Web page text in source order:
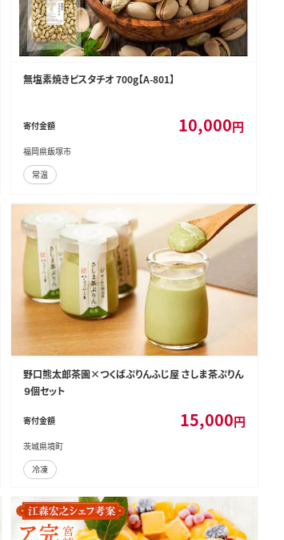
無塩素焼きピスタチオ 700g【A-801】
寄付金額 10,000円
福岡県飯塚市
常温
野口熊太郎茶園×つくばぷりんふじ屋 さしま茶ぷりん
９個セット
寄付金額 15,000円
茨城県境町
冷凍